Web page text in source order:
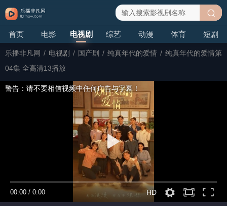
首页 电影 电视剧 综艺 动漫 体育 短剧
搜
乐播非凡网 / 电视剧 / 国产剧 / 纯真年代的爱情 / 纯真年代的爱情第
04集 全高清13播放
00:00 / 0:00 HD
警告：请不要相信视频中任何广告与字幕！